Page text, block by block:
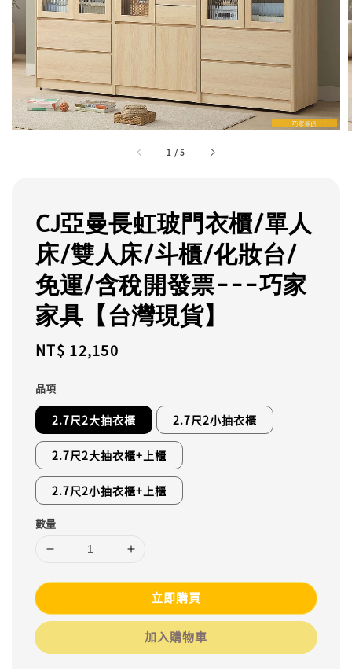
1 /5
CJ亞曼長虹玻門衣櫃/單人
床/雙人床/斗櫃/化妝台/
免運/含稅開發票---巧家
家具【台灣現貨】
Regular
NT$ 12,150
品項
2.7尺2大抽衣櫃 2.7尺2小抽衣櫃
2.7尺2大抽衣櫃+上櫃
2.7尺2小抽衣櫃+上櫃
數量
立即購買
加入購物車